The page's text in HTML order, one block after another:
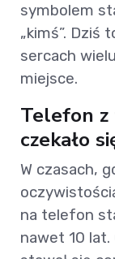
symbolem
„kimś”. Dziś
sercach
miejsce.
Telefon
czekało
W czasach,
na telefon
nawet 10 lat.